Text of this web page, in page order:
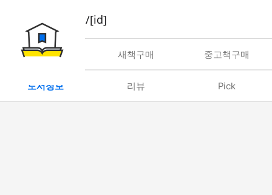
book/rent/[id]
대여 새책구매 중고책구매
도서정보 리뷰 Pick